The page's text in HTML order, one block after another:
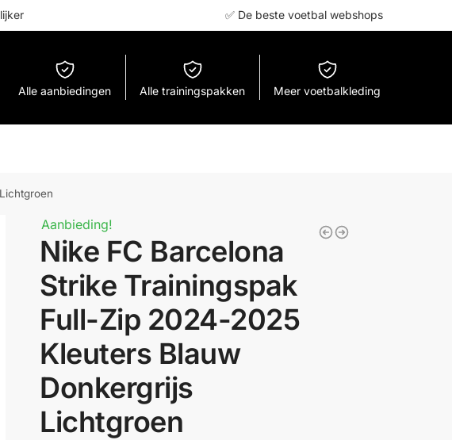
✅ De beste voetbal webshops
Alle aanbiedingen Alle trainingspakken Meer voetbalkleding
Aanbieding!
Nike FC Barcelona
Strike Trainingspak
Full-Zip 2024-2025
Kleuters Blauw
Donkergrijs
Lichtgroen